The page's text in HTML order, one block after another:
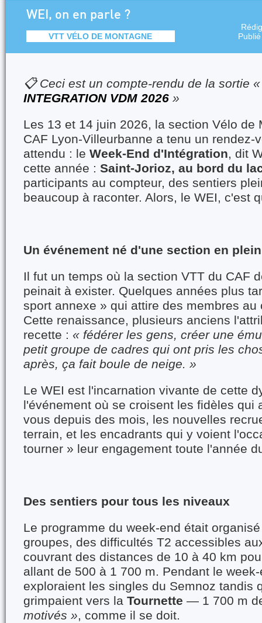
WEI, on en parle ?
VTT VÉLO DE MONTAGNE
📋 Ceci est un compte-rendu de la sortie
INTEGRATION VDM 2026 »
Les 13 et 14 juin 2026, la section Vélo de
CAF Lyon-Villeurbanne a tenu un rendez-
attendu : le Week-End d'Intégration, dit
cette année : Saint-Jorioz, au bord du
participants au compteur, des sentiers
beaucoup à raconter. Alors, le WEI, c'est
Un événement né d'une section en
Il fut un temps où la section VTT du CAF
peinait à exister. Quelques années plus
sport annexe » qui attire des membres au
Cette renaissance, plusieurs anciens
recette : « fédérer les gens, créer une
petit groupe de cadres qui ont pris les
après, ça fait boule de neige. »
Le WEI est l'incarnation vivante de cette
l'événement où se croisent les fidèles qui
vous depuis des mois, les nouvelles
terrain, et les encadrants qui y voient
tourner » leur engagement toute l'année
Des sentiers pour tous les niveaux
Le programme du week-end était
groupes, des difficultés T2 accessibles
couvrant des distances de 10 à 40 km
allant de 500 à 1 700 m. Pendant le
exploraient les singles du Semnoz tandis
grimpaient vers la Tournette — 1 700 m
motivés », comme il se doit.